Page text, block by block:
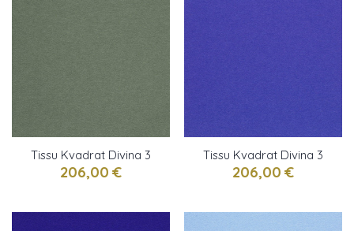
Tissu Kvadrat Divina 3
Céladon
206,00 €
Tissu Kvadrat Divina 3
violet bleu
206,00 €